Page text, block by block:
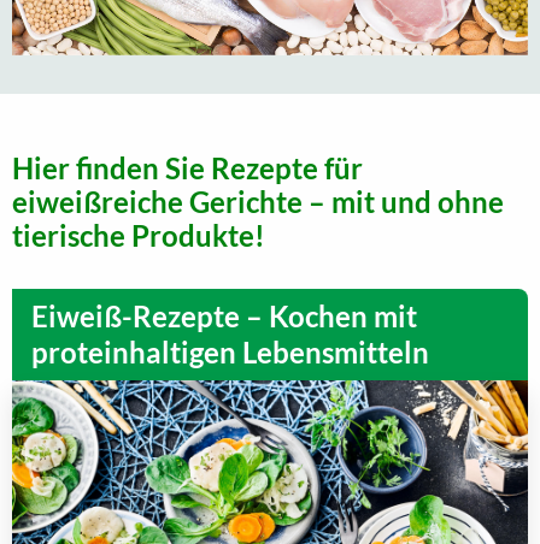
Hier finden Sie Rezepte für
eiweißreiche Gerichte – mit und ohne
tierische Produkte!
Eiweiß-Rezepte – Kochen mit
proteinhaltigen Lebensmitteln